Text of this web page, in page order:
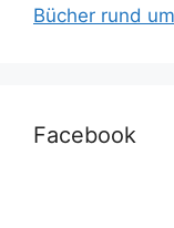
Bücher rund
Facebook